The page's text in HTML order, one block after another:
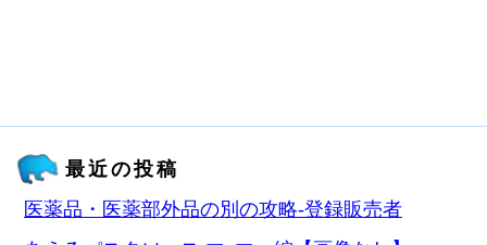
最近の投稿
医薬品・医薬部外品の別の攻略‐登録販売者